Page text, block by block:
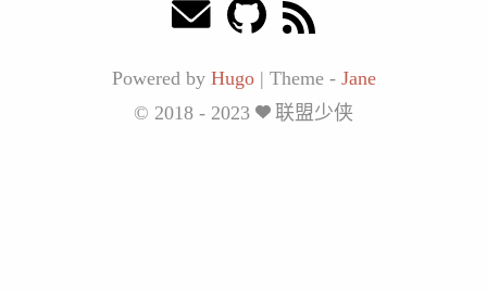
Powered by Hugo | Theme - Jane
© 2018 - 2023
联盟少侠